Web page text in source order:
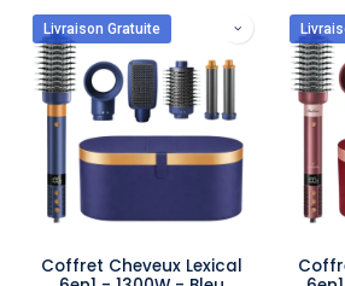
Livraison Gratuite
Coffret Cheveux Lexical